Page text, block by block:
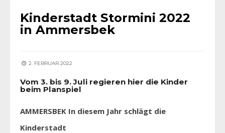
Kinderstadt Stormini 2022
in Ammersbek
2. FEBRUAR 2022
Vom 3. bis 9. Juli regieren hier die Kinder
beim Planspiel
AMMERSBEK In diesem Jahr schlägt die
Kinderstadt